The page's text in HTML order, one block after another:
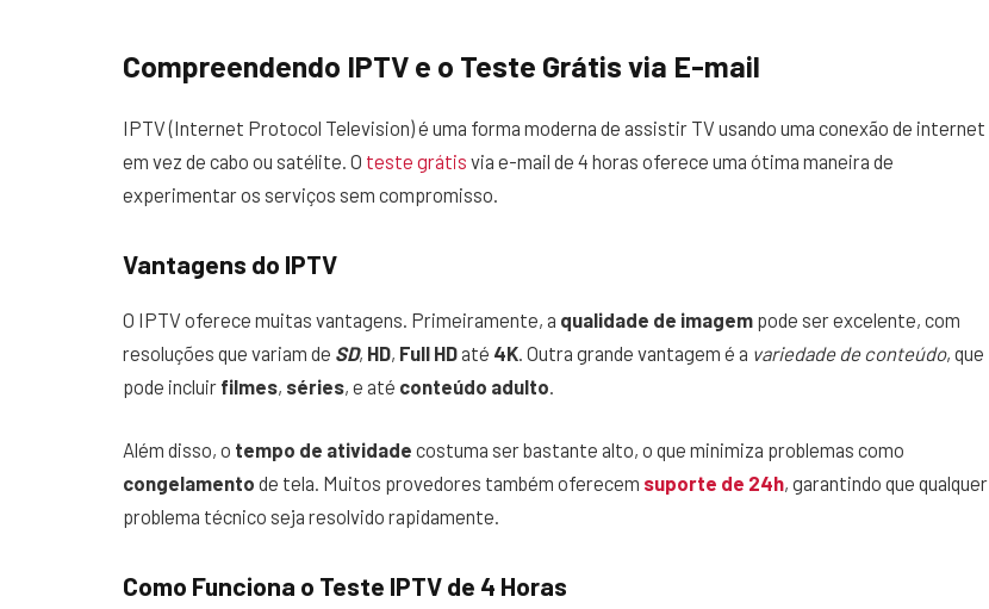
Compreendendo IPTV e o Teste Grátis via E-mail
IPTV (Internet Protocol Television) é uma forma moderna de assistir TV usando uma conexão de internet
em vez de cabo ou satélite. O teste grátis via e-mail de 4 horas oferece uma ótima maneira de
experimentar os serviços sem compromisso.
Vantagens do IPTV
O IPTV oferece muitas vantagens. Primeiramente, a qualidade de imagem pode ser excelente, com
resoluções que variam de SD, HD, Full HDaté 4K . Outra grande vantagem é a variedade de conteúdo, que
pode incluir filmes, séries, e até conteúdo adulto
Além disso, o tempo de atividade costuma ser bastante alto, o que minimiza problemas como
congelamento de tela. Muitos provedores também oferecem suporte de 24h, garantindo que qualquer
problema técnico seja resolvido rapidamente.
Como Funciona o Teste IPTV de 4 Horas